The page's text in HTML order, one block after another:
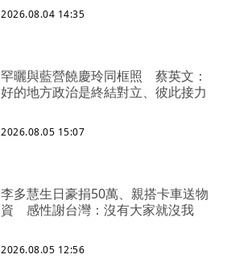
2026.08.04 14:35
罕曬與藍營饒慶玲同框照 蔡英文：
好的地方政治是終結對立、彼此接力
2026.08.05 15:07
李多慧生日豪捐50萬、親搭卡車送物
資 感性謝台灣：沒有大家就沒我
2026.08.05 12:56